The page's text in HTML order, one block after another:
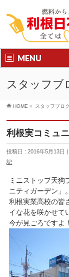
MENU
スタッフブ
HOME » スタッフブロ
利根実コミュ
投稿日 : 2016年5月13日
記
ミニストップ天狗
ニティガーデン」。
利根実業高校の皆
イな花を咲かせて
今が見ごろですよ！